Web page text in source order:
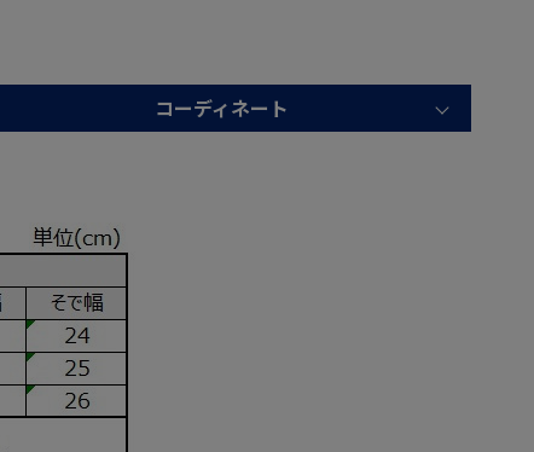
コーディネート